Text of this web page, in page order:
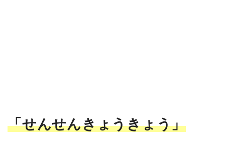
「せんせんきょうきょう」